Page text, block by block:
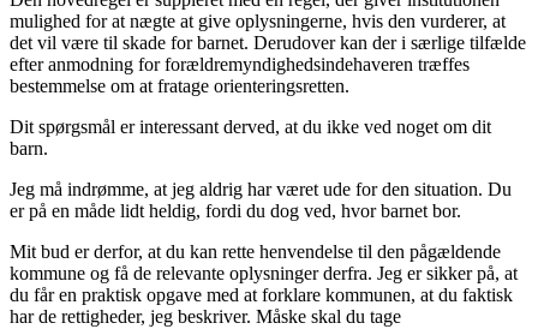
mulighed for at nægte at give oplysningerne, hvis den vurderer, at
det vil være til skade for barnet. Derudover kan der i særlige tilfælde
efter anmodning for forældremyndighedsindehaveren træffes
bestemmelse om at fratage orienteringsretten.
Dit spørgsmål er interessant derved, at du ikke ved noget om dit
barn.
Jeg må indrømme, at jeg aldrig har været ude for den situation. Du
er på en måde lidt heldig, fordi du dog ved, hvor barnet bor.
Mit bud er derfor, at du kan rette henvendelse til den pågældende
kommune og få de relevante oplysninger derfra. Jeg er sikker på, at
du får en praktisk opgave med at forklare kommunen, at du faktisk
har de rettigheder, jeg beskriver. Måske skal du tage